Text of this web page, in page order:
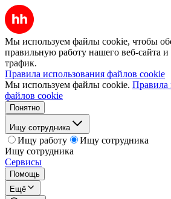
Мы используем файлы cookie, чтобы
правильную работу нашего веб-сайта и
трафик.
Правила использования файлов cookie
Мы используем файлы cookie. Правила
файлов cookie
Понятно
Ищу сотрудника
Ищу работу
Ищу сотрудника
Ищу сотрудника
Сервисы
Помощь
Ещё